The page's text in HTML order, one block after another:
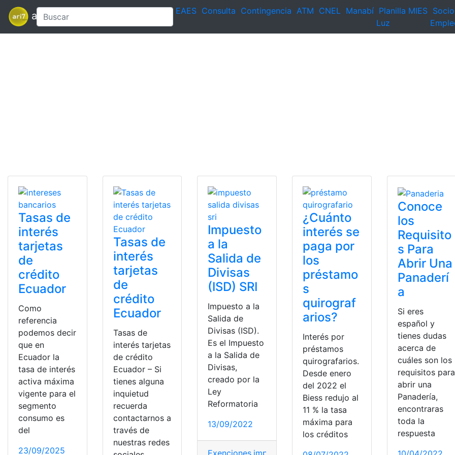
ari7 EAES Consulta Contingencia ATM CNEL Manabí Planilla
Luz
MIES Socio
Tasas de
interés
tarjetas
de
crédito
Ecuador
Como
referencia
podemos decir
que en
Ecuador la
tasa de interés
activa máxima
vigente para el
segmento
consumo es
del
23/09/2025
Tasas de
interés
tarjetas
de
crédito
Ecuador
Tasas de
interés tarjetas
de crédito
Ecuador – Si
tienes alguna
inquietud
recuerda
contactarnos a
través de
nuestras redes
Impuesto
a la
Salida de
Divisas
(ISD) SRI
Impuesto a la
Salida de
Divisas (ISD).
Es el Impuesto
a la Salida de
Divisas,
creado por la
Ley
Reformatoria
13/09/2022
Exenciones,impuesto Salida de divisas
¿Cuánto
interés se
paga por
los
préstamo
s
quirograf
arios?
Interés por
préstamos
quirografarios.
Desde enero
del 2022 el
Biess redujo al
11 % la tasa
máxima para
los créditos
Conoce
los
Requisito
s Para
Abrir Una
Panaderí
a
Si eres
español y
tienes dudas
acerca de
cuáles son los
requisitos para
abrir una
Panadería,
encontraras
toda la
respuesta